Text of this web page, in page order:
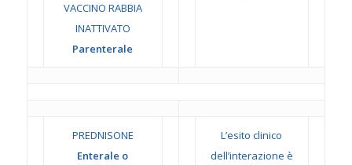
VACCINO RABBIA
INATTIVATO
Parenterale
PREDNISONE
Enterale o
L’esito clinico
dell’interazione è